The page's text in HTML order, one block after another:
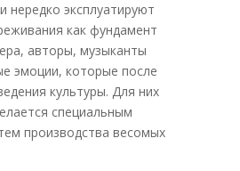
нередко эксплуатируют
как фундамент
авторы, музыканты
эмоции, которые после
культуры. Для них
специальным
производства весомых